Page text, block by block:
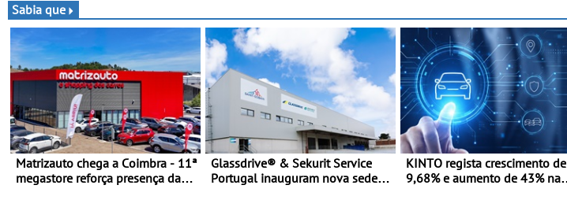
de regressar ao pódio
Sabia que
Matrizauto chega a Coimbra - 11ª
megastore reforça presença da
Glassdrive® & Sekurit Service
Portugal inauguram nova sede
KINTO regista crescimento de
9,68% e aumento de 43% na